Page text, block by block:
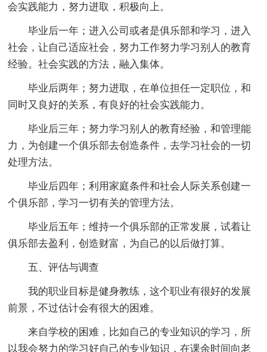
会实践能力，努力进取，积极向上。
毕业后一年；进入公司或者是俱乐部和学习，进入
社会，让自己适应社会，努力工作努力学习别人的教育
经验。社会实践的方法，融入集体。
毕业后两年；努力进取，在单位担任一定职位，和
同时又良好的关系，有良好的社会实践能力。
毕业后三年；努力学习别人的教育经验，和管理能
力，为创建一个俱乐部去创造条件，去学习社会的一切
处理方法。
毕业后四年；利用家庭条件和社会人际关系创建一
个俱乐部，学习一切有关的管理方法。
毕业后五年；维持一个俱乐部的正常发展，试着让
俱乐部去盈利，创造财富，为自己的以后做打算。
五、评估与调查
我的职业目标是健身教练，这个职业有很好的发展
前景，不过估计会有很大的困难。
来自学校的困难，比如自己的专业知识的学习，所
以我会努力的学习好自己的专业知识，在课余时间向老